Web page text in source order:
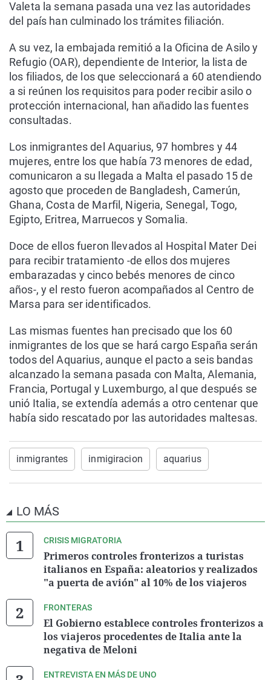
Valeta la semana pasada una vez las autoridades
del país han culminado los trámites filiación.
A su vez, la embajada remitió a la Oficina de Asilo y
Refugio (OAR), dependiente de Interior, la lista de
los filiados, de los que seleccionará a 60 atendiendo
a si reúnen los requisitos para poder recibir asilo o
protección internacional, han añadido las fuentes
consultadas.
Los inmigrantes del Aquarius, 97 hombres y 44
mujeres, entre los que había 73 menores de edad,
comunicaron a su llegada a Malta el pasado 15 de
agosto que proceden de Bangladesh, Camerún,
Ghana, Costa de Marfil, Nigeria, Senegal, Togo,
Egipto, Eritrea, Marruecos y Somalia.
Doce de ellos fueron llevados al Hospital Mater Dei
para recibir tratamiento -de ellos dos mujeres
embarazadas y cinco bebés menores de cinco
años-, y el resto fueron acompañados al Centro de
Marsa para ser identificados.
Las mismas fuentes han precisado que los 60
inmigrantes de los que se hará cargo España serán
todos del Aquarius, aunque el pacto a seis bandas
alcanzado la semana pasada con Malta, Alemania,
Francia, Portugal y Luxemburgo, al que después se
unió Italia, se extendía además a otro centenar que
había sido rescatado por las autoridades maltesas.
inmigrantes inmigiracion aquarius
LO MÁS
CRISIS MIGRATORIA
Primeros controles fronterizos a turistas
italianos en España: aleatorios y realizados
"a puerta de avión" al 10% de los viajeros
FRONTERAS
El Gobierno establece controles fronterizos a
los viajeros procedentes de Italia ante la
negativa de Meloni
ENTREVISTA EN MÁS DE UNO